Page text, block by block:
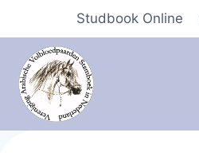
inhoud
Studbook Online